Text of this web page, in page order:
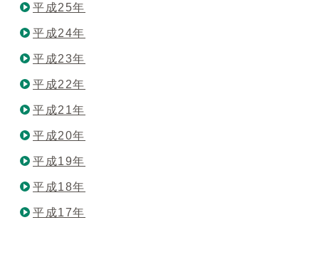
平成25年
平成24年
平成23年
平成22年
平成21年
平成20年
平成19年
平成18年
平成17年